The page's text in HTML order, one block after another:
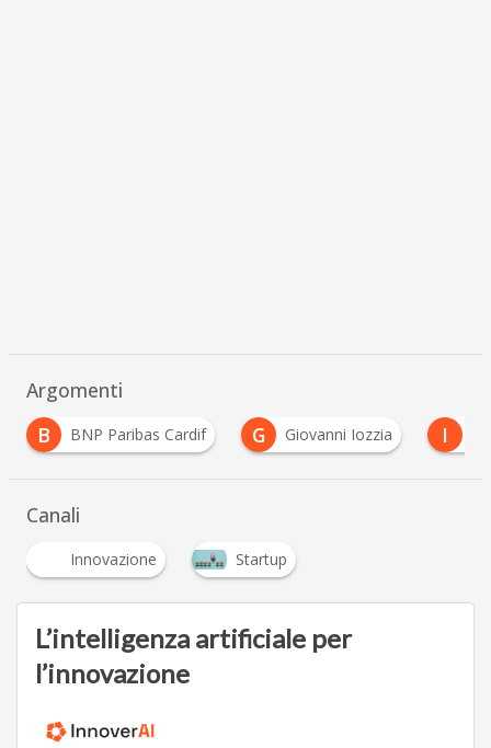
Argomenti
G
Giovanni Iozzia Internet delle cose
Canali
Innovazione Startup
L’intelligenza artificiale per
l’innovazione